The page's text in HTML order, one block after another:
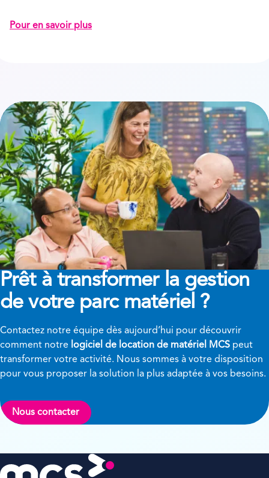
Pour en savoir plus
Prêt à transformer la gestion
de votre parc matériel ?
Contactez notre équipe dès aujourd’hui pour découvrir
comment notre logiciel de location de matériel MCS peut
transformer votre activité. Nous sommes à votre disposition
pour vous proposer la solution la plus adaptée à vos besoins.
Nous contacter